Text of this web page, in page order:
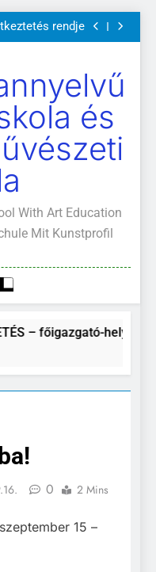
május 04-14.
rendje
olvasmányok
május 04-14.
rendje
olvasmányok
A Mi Világunk!és
With Art Education
Mit Kunstprofil
– főigazgató-helyettes
0 2 Mins
15 –